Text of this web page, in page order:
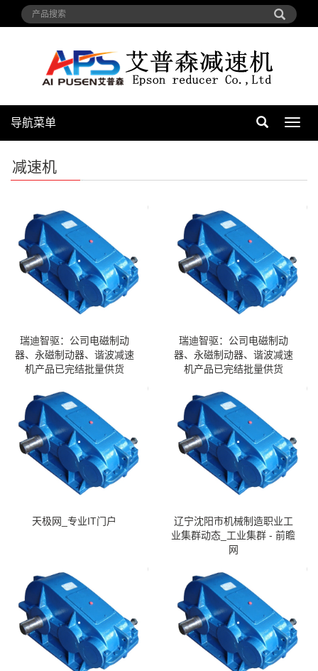
导
导航菜单
减速机
瑞迪智驱：公司电磁制动
器、永磁制动器、谐波减速
机产品已完结批量供货
瑞迪智驱：公司电磁制动
器、永磁制动器、谐波减速
机产品已完结批量供货
天极网_专业IT门户
辽宁沈阳市机械制造职业工
业集群动态_工业集群 - 前瞻
网